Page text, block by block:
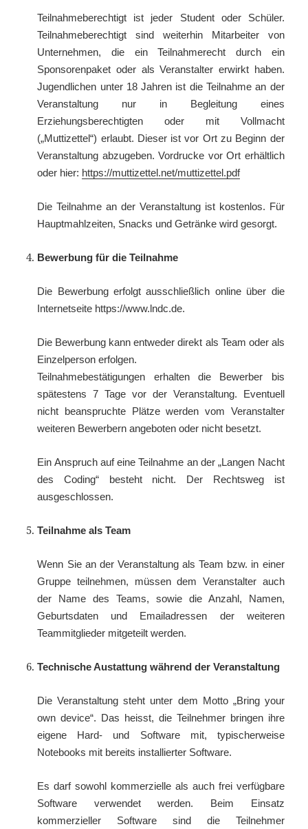
Teilnahmeberechtigt ist jeder Student oder Schüler.
Teilnahmeberechtigt sind weiterhin Mitarbeiter von
Unternehmen, die ein Teilnahmerecht durch ein
Sponsorenpaket oder als Veranstalter erwirkt haben.
Jugendlichen unter 18 Jahren ist die Teilnahme an der
Veranstaltung nur in Begleitung eines
Erziehungsberechtigten oder mit Vollmacht
(„Muttizettel“) erlaubt. Dieser ist vor Ort zu Beginn der
Veranstaltung abzugeben. Vordrucke vor Ort erhältlich
oder hier: https://muttizettel.net/muttizettel.pdf
Die Teilnahme an der Veranstaltung ist kostenlos. Für
Hauptmahlzeiten, Snacks und Getränke wird gesorgt.
Bewerbung für die Teilnahme
Die Bewerbung erfolgt ausschließlich online über die
Internetseite https://www.lndc.de.
Die Bewerbung kann entweder direkt als Team oder als
Einzelperson erfolgen.
Teilnahmebestätigungen erhalten die Bewerber bis
spätestens 7 Tage vor der Veranstaltung. Eventuell
nicht beanspruchte Plätze werden vom Veranstalter
weiteren Bewerbern angeboten oder nicht besetzt.
Ein Anspruch auf eine Teilnahme an der „Langen Nacht
des Coding“ besteht nicht. Der Rechtsweg ist
ausgeschlossen.
Teilnahme als Team
Wenn Sie an der Veranstaltung als Team bzw. in einer
Gruppe teilnehmen, müssen dem Veranstalter auch
der Name des Teams, sowie die Anzahl, Namen,
Geburtsdaten und Emailadressen der weiteren
Teammitglieder mitgeteilt werden.
Technische Austattung während der Veranstaltung
Die Veranstaltung steht unter dem Motto „Bring your
own device“. Das heisst, die Teilnehmer bringen ihre
eigene Hard- und Software mit, typischerweise
Notebooks mit bereits installierter Software.
Es darf sowohl kommerzielle als auch frei verfügbare
Software verwendet werden. Beim Einsatz
kommerzieller Software sind die Teilnehmer